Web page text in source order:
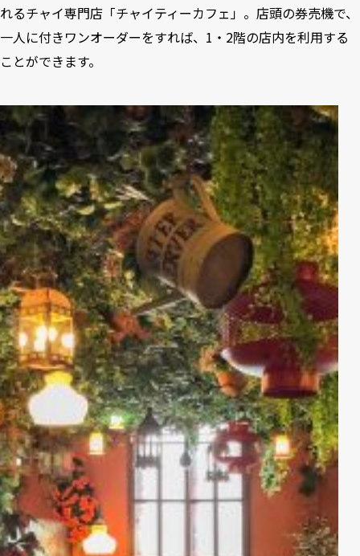
れるチャイ専門店「チャイティーカフェ」。店頭の券売機で、
一人に付きワンオーダーをすれば、1・2階の店内を利用する
ことができます。